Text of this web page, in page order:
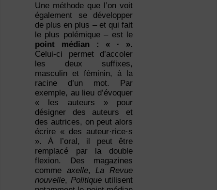
Une méthode que l’on voit
également se développer
de plus en plus – et qui fait
le plus polémique – est le
point médian : « ∙ ».
Celui-ci permet d’accoler
les deux suffixes,
masculin et féminin, à la
racine d’un mot. Par
exemple, au lieu d’évoquer
« les auteurs » pour
désigner des auteurs et
des autrices, on peut alors
écrire « des auteur·rice·s
». À l’oral, il peut être
remplacé par la double
flexion. Des magazines
comme axelle,La Revue
nouvelle, Politiqueutilisent